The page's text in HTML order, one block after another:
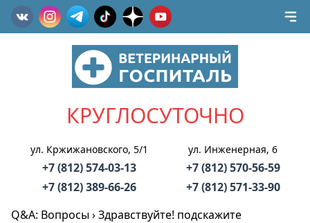
КРУГЛОСУТОЧНО
ул. Кржижановского, 5/1
+7 (812) 574-03-13
+7 (812) 389-66-26
ул. Инженерная, 6
+7 (812) 570-56-59
+7 (812) 571-33-90
Q&A: Вопросы›Здравствуйте! подскажите